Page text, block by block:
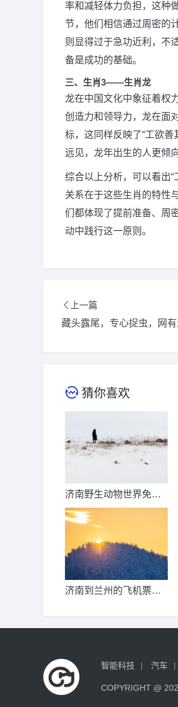
率和减轻体力负担，这种
节，他们相信通过周密的
则显得过于急功近利，不
备是成功的基础。
三、生肖3——生肖龙
龙在中国文化中象征着权
创造力和领导力，龙在面
标，这同样反映了“工欲善
远见，龙年出生的人更倾
综合以上分析，可以看出
关系在于这些生肖的特性
们都体现了提前准备、周
动中践行这一原则。
上一篇
猜你喜欢
济南野生动物世界免票
时间？济南动物王国票
济南到兰州的飞机票价
机要多久？
智能科技 汽车
COPYRIGHT @